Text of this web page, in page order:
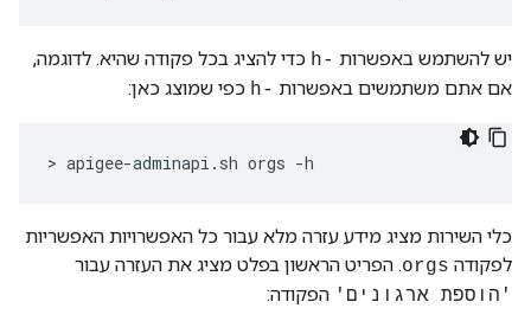
יש להשתמש באפשרות -h
כדי להציג בכל פקודה שהיא. לדוגמה,
אם אתם משתמשים באפשרות -h כפי שמוצג כאן:
> apigee-adminapi.sh orgs -h
כלי השירות מציג מידע עזרה מלא עבור כל האפשרויות האפשריות
לפקודה orgs. הפריט הראשון בפלט מציג את העזרה עבור
'הוספת ארגונים' הפקודה: